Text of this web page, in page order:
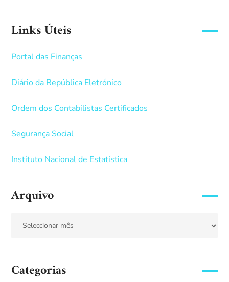
Links Úteis
Portal das Finanças
Diário da República Eletrónico
Ordem dos Contabilistas Certificados
Segurança Social
Instituto Nacional de Estatística
Arquivo
Categorias